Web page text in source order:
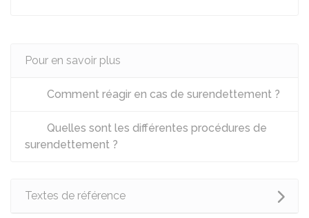
Pour en savoir plus
Comment réagir en cas de surendettement ?
Quelles sont les différentes procédures de
surendettement ?
Textes de référence